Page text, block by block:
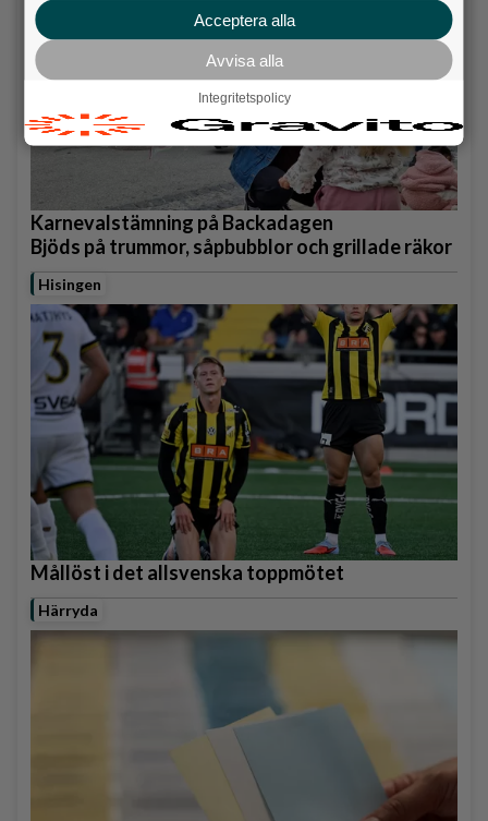
Karnevalstämning på Backadagen
Bjöds på trummor, såpbubblor och grillade räkor
Hisingen
Mållöst i det allsvenska toppmötet
Härryda
Acceptera alla
Avvisa alla
Integritetspolicy